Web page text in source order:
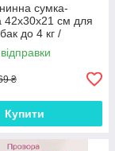
сумка-
42x30x21 см для
до 4 кг /
з сіткою
дном
₴
Купити